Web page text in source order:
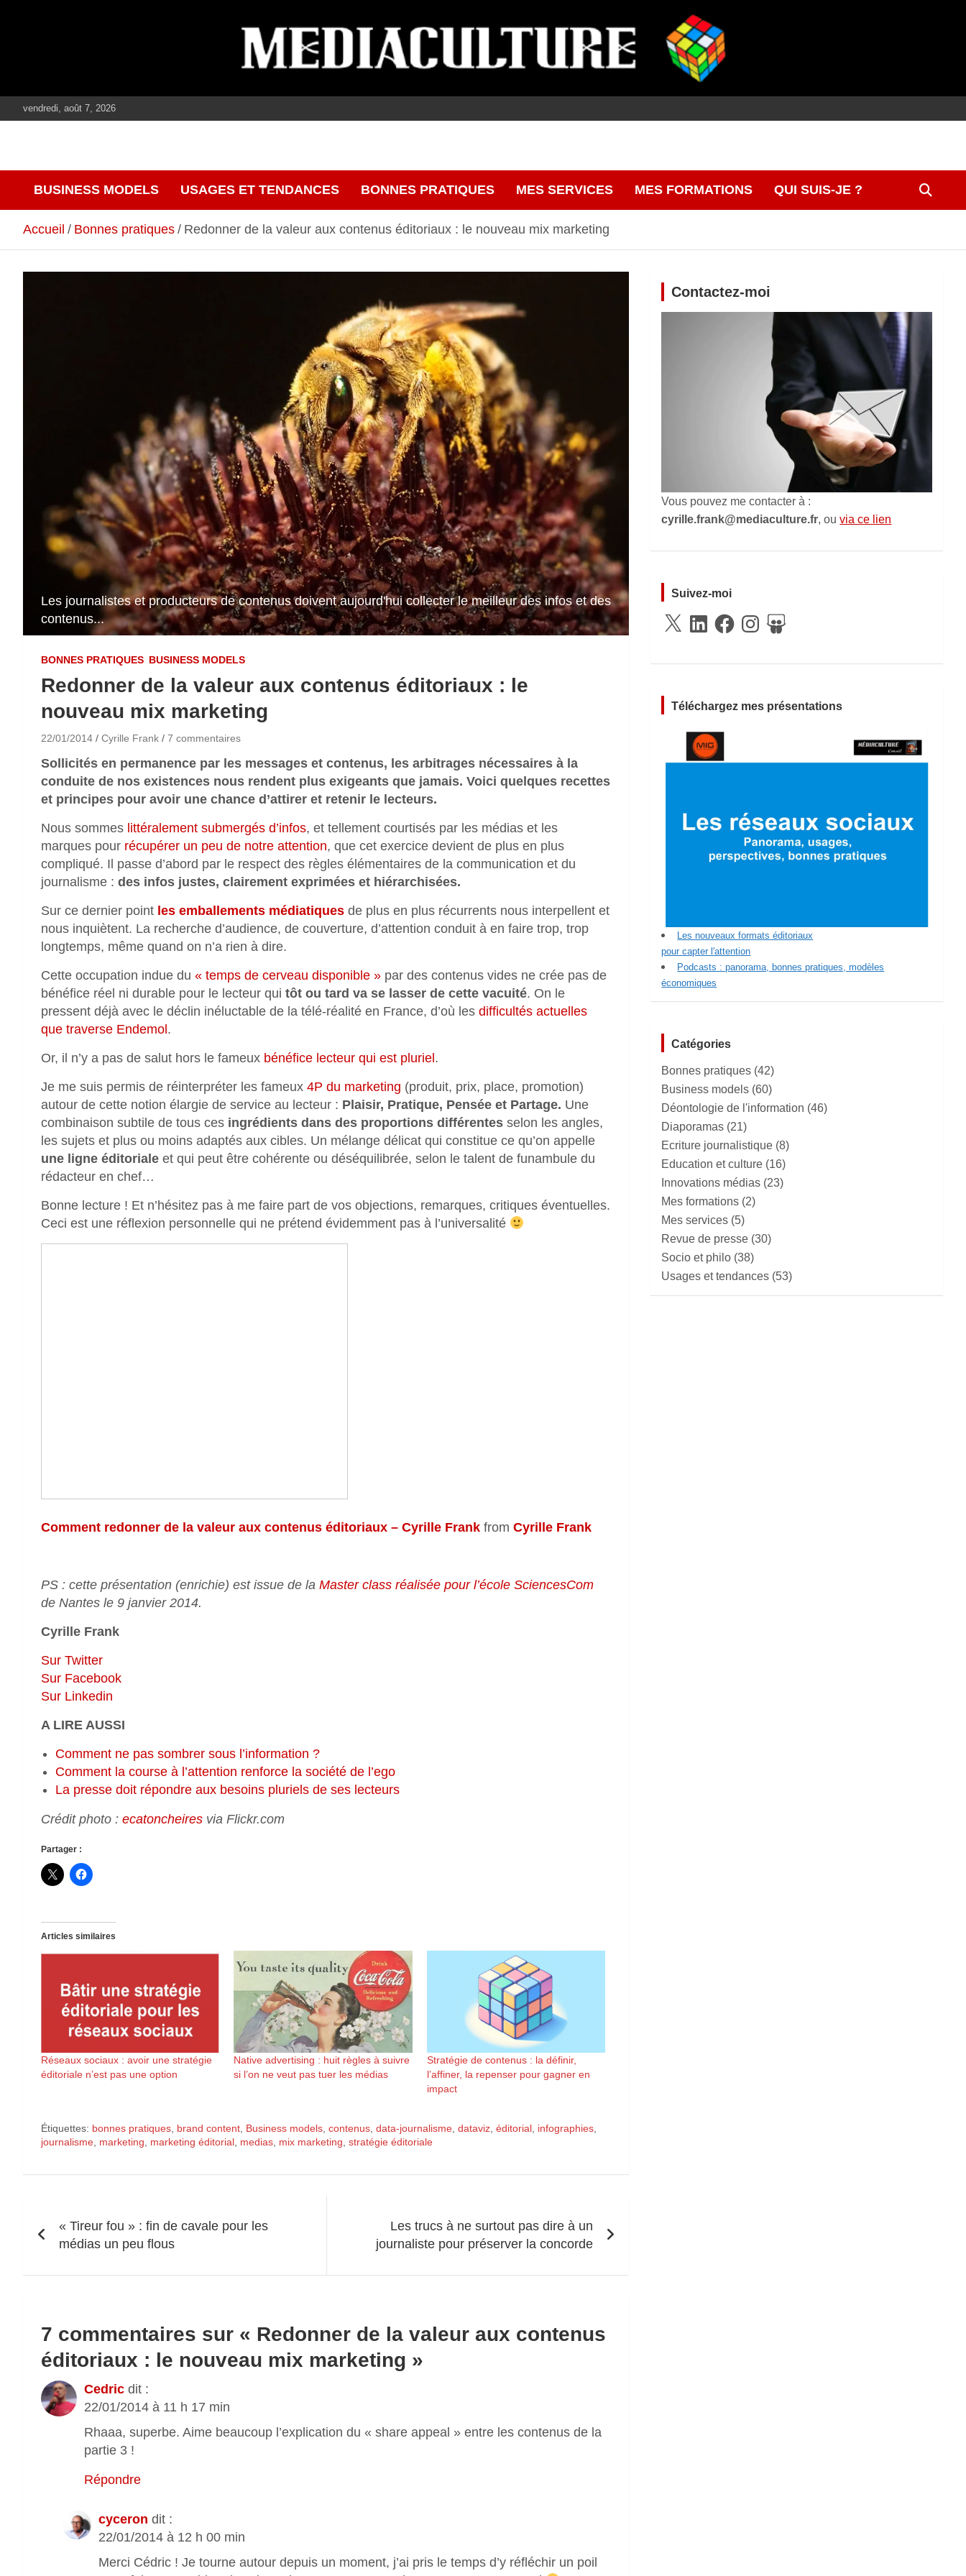
vendredi, août 7, 2026
mediaculture
BUSINESS MODELS USAGES ET TENDANCES BONNES PRATIQUES MES SERVICES MES FORMATIONS QUI SUIS-JE ?
Accueil Bonnes pratiques Redonner de la valeur aux contenus éditoriaux : le nouveau mix marketing
Les journalistes et producteurs de contenus doivent aujourd'hui collecter le meilleur des infos et des
contenus...
BONNES PRATIQUES BUSINESS MODELS
Redonner de la valeur aux contenus éditoriaux : le
nouveau mix marketing
22/01/2014 Cyrille Frank 7 commentaires
Sollicités en permanence par les messages et contenus, les arbitrages nécessaires à la
conduite de nos existences nous rendent plus exigeants que jamais. Voici quelques recettes
et principes pour avoir une chance d’attirer et retenir le lecteurs.
Nous sommes littéralement submergés d’infos, et tellement courtisés par les médias et les
marques pour récupérer un peu de notre attention, que cet exercice devient de plus en plus
compliqué. Il passe d’abord par le respect des règles élémentaires de la communication et du
journalisme : des infos justes, clairement exprimées et hiérarchisées.
Sur ce dernier point les emballements médiatiques de plus en plus récurrents nous interpellent et
nous inquiètent. La recherche d’audience, de couverture, d’attention conduit à en faire trop, trop
longtemps, même quand on n’a rien à dire.
Cette occupation indue du « temps de cerveau disponible » par des contenus vides ne crée pas de
bénéfice réel ni durable pour le lecteur qui tôt ou tard va se lasser de cette vacuité. On le
pressent déjà avec le déclin inéluctable de la télé-réalité en France, d’où les difficultés actuelles
que traverse Endemol .
Or, il n’y a pas de salut hors le fameux bénéfice lecteur qui est pluriel .
Je me suis permis de réinterpréter les fameux 4P du marketing (produit, prix, place, promotion)
autour de cette notion élargie de service au lecteur : Plaisir, Pratique, Pensée et Partage. Une
combinaison subtile de tous ces ingrédients dans des proportions différentes selon les angles,
les sujets et plus ou moins adaptés aux cibles. Un mélange délicat qui constitue ce qu’on appelle
une ligne éditoriale et qui peut être cohérente ou déséquilibrée, selon le talent de funambule du
rédacteur en chef…
Bonne lecture ! Et n’hésitez pas à me faire part de vos objections, remarques, critiques éventuelles.
Ceci est une réflexion personnelle qui ne prétend évidemment pas à l’universalité
Comment redonner de la valeur aux contenus éditoriaux – Cyrille Frank from Cyrille Frank
PS : cette présentation (enrichie) est issue de la Master class réalisée pour l’école SciencesCom
de Nantes le 9 janvier 2014.
Cyrille Frank
Sur Twitter
Sur Facebook
Sur Linkedin
A LIRE AUSSI
Comment ne pas sombrer sous l’information ?
Comment la course à l’attention renforce la société de l’ego
La presse doit répondre aux besoins pluriels de ses lecteurs
Crédit photo : ecatoncheires via Flickr.com
Partager :
Articles similaires
Réseaux sociaux : avoir une stratégie
éditoriale n’est pas une option
Native advertising : huit règles à suivre
si l’on ne veut pas tuer les médias
Stratégie de contenus : la définir,
l’affiner, la repenser pour gagner en
impact
Étiquettes: bonnes pratiques, brand content, Business models, contenus, data-journalisme, dataviz, éditorial, infographies,
journalisme, marketing, marketing éditorial, medias, mix marketing, stratégie éditoriale
de
l’article
« Tireur fou » : fin de cavale pour les
médias un peu flous
Les trucs à ne surtout pas dire à un
journaliste pour préserver la concorde
7 commentaires sur « Redonner de la valeur aux contenus
éditoriaux : le nouveau mix marketing »
Cedric dit :
22/01/2014 à 11 h 17 min
Rhaaa, superbe. Aime beaucoup l’explication du « share appeal » entre les contenus de la
partie 3 !
Répondre
cyceron dit :
22/01/2014 à 12 h 00 min
Merci Cédric ! Je tourne autour depuis un moment, j’ai pris le temps d’y réfléchir un poil
Contactez-moi
Vous pouvez me contacter à :
cyrille.frank@mediaculture.fr, ouvia ce lien
Suivez-moi
X
LinkedInFacebookInstagramSlideShare
Téléchargez mes présentations
Les nouveaux formats éditoriaux
pour capter l'attention
Podcasts : panorama, bonnes pratiques, modèles
économiques
Catégories
Bonnes pratiques (42)
Business models (60)
Déontologie de l'information (46)
Diaporamas (21)
Ecriture journalistique (8)
Education et culture (16)
Innovations médias (23)
Mes formations (2)
Mes services (5)
Revue de presse (30)
Socio et philo (38)
Usages et tendances (53)